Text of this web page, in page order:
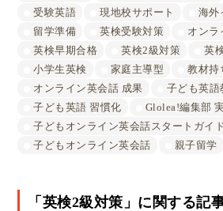
受験英語
現地校サポート
海外
留学準備
英検受験対策
オンラ
英検早期合格
英検2級対策
英
小学生英検
家庭主導型
教材持
オンライン英会話 成果
子ども英語
子ども英語 習慣化
Glolea!編集部
子どもオンライン英会話スタートガイ
子どもオンライン英会話
親子留学
「英検2級対策」に関する記